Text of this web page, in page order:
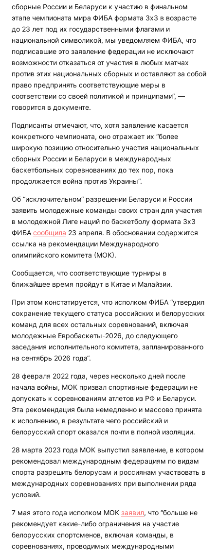
сборные России и Беларуси к участию в финальном
этапе чемпионата мира ФИБА формата 3х3 в возрасте
до 23 лет под их государственными флагами и
национальной символикой, мы уведомляем ФИБА, что
подписавшие это заявление федерации не исключают
возможности отказаться от участия в любых матчах
против этих национальных сборных и оставляют за собой
право предпринять соответствующие меры в
соответствии со своей политикой и принципами“, —
говорится в документе.
Подписанты отмечают, что, хотя заявление касается
конкретного чемпионата, оно отражает их “более
широкую позицию относительно участия национальных
сборных России и Беларуси в международных
баскетбольных соревнованиях до тех пор, пока
продолжается война против Украины“.
Об “исключительном“ разрешении Беларуси и России
заявить молодежные команды своих стран для участия
в молодежной Лиге наций по баскетболу формата 3х3
ФИБА сообщила 23 апреля. В обосновании содержится
ссылка на рекомендации Международного
олимпийского комитета (МОК).
Сообщается, что соответствующие турниры в
ближайшее время пройдут в Китае и Малайзии.
При этом констатируется, что исполком ФИБА “утвердил
сохранение текущего статуса российских и белорусских
команд для всех остальных соревнований, включая
молодежные Евробаскеты-2026, до следующего
заседания исполнительного комитета, запланированного
на сентябрь 2026 года“.
28 февраля 2022 года, через несколько дней после
начала войны, МОК призвал спортивные федерации не
допускать к соревнованиям атлетов из РФ и Беларуси.
Эта рекомендация была немедленно и массово принята
к исполнению, в результате чего российский и
белорусский спорт оказался почти в полной изоляции.
28 марта 2023 года МОК выпустил заявление, в котором
рекомендовал международным федерациям по видам
спорта разрешить белорусам и россиянам участвовать в
международных соревнованиях при выполнении ряда
условий.
7 мая этого года исполком МОК заявил, что “больше не
рекомендует какие-либо ограничения на участие
белорусских спортсменов, включая команды, в
соревнованиях, проводимых международными